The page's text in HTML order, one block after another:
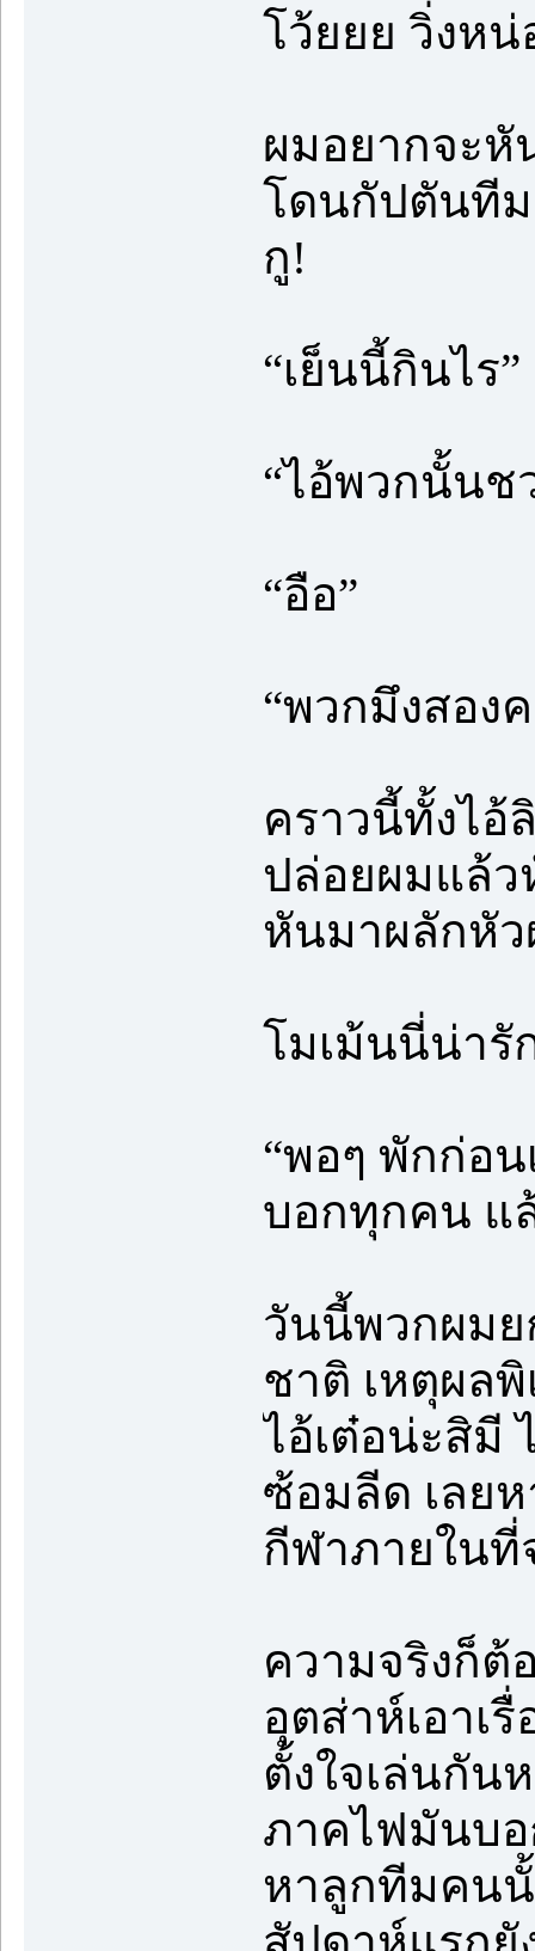
โว้ยยย วิ่งหน่
ผมอยากจะหั
โดนกัปตันทีม
กู!
“เย็นนี้กินไร”
“ไอ้พวกนั้นช
“อือ”
“พวกมึงสอง
คราวนี้ทั้งไอ้
ปล่อยผมแล้ว
หันมาผลักหั
โมเม้นนี่น่ารั
“พอๆ พักก่อ
บอกทุกคน แ
วันนี้พวกผม
ชาติ เหตุผล
ไอ้เต๋อน่ะสิมี
ซ้อมลีด เลย
กีฬาภายในที่
ความจริงก็ต้
อุตส่าห์เอาเ
ตั้งใจเล่นกัน
ภาคไฟมันบอ
หาลูกทีมคน